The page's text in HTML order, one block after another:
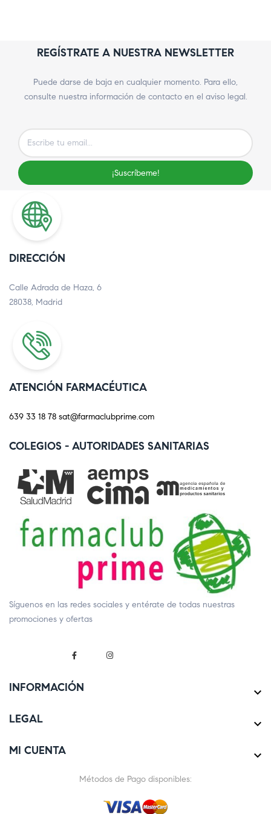
REGÍSTRATE A NUESTRA NEWSLETTER
Puede darse de baja en cualquier momento. Para ello,
consulte nuestra información de contacto en el aviso legal.
¡Suscríbeme!
DIRECCIÓN
Calle Adrada de Haza, 6
28038, Madrid
ATENCIÓN FARMACÉUTICA
639 33 18 78 sat@farmaclubprime.com
COLEGIOS - AUTORIDADES SANITARIAS
Síguenos en las redes sociales y entérate de todas nuestras
promociones y ofertas
INFORMACIÓN 
LEGAL 
MI CUENTA 
Métodos de Pago disponibles: